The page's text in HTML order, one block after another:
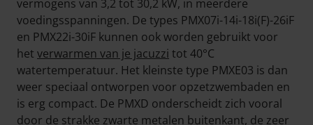
vermogens van 3,2 tot 30,2 kW, in meerdere
voedingsspanningen. De types PMX07i-14i-18i(F)-26iF
en PMX22i-30iF kunnen ook worden gebruikt voor
het verwarmen van je jacuzzi tot 40°C
watertemperatuur. Het kleinste type PMXE03 is dan
weer speciaal ontworpen voor opzetzwembaden en
is erg compact. De PMXD onderscheidt zich vooral
door de strakke zwarte metalen buitenkant, de zeer